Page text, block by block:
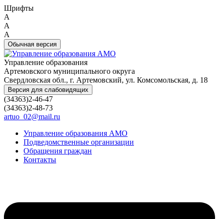
Шрифты
A
A
A
Обычная версия
Управление образования
Артемовского муниципального округа
Свердловская обл., г. Артемовский, ул. Комсомольская, д. 18
Версия для слабовидящих
(34363)2-46-47
(34363)2-48-73
artuo_02@mail.ru
Управление образования АМО
Подведомственные организации
Обращения граждан
Контакты